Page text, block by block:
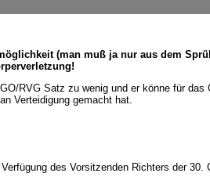
(man muß ja nur aus dem
RVG Satz zu wenig und er könne für
Verteidigung gemacht hat.
des Vorsitzenden Richters der